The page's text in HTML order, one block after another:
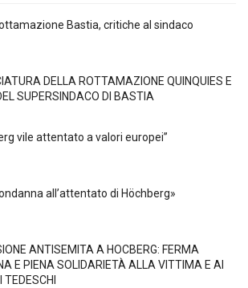
Bastia, critiche al sindaco
DELLA ROTTAMAZIONE QUINQUIES E
SUPERSINDACO DI BASTIA
vile attentato a valori europei”
all’attentato di Höchberg»
ANTISEMITA A HÖCBERG: FERMA
E PIENA SOLIDARIETÀ ALLA VITTIMA E AI